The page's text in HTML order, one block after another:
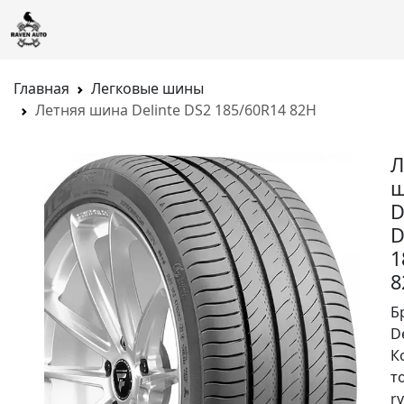
Главная
Легковые шины
Летняя шина Delinte DS2 185/60R14 82H